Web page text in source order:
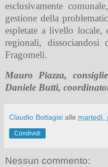
esclusivamente
gestione della
espletate a livello
regionali, dissociandosi
Fragomeli.
Mauro Piazza,
Daniele Butti,
Claudio Bottagisi alle martedì,
Condividi
Nessun commento: